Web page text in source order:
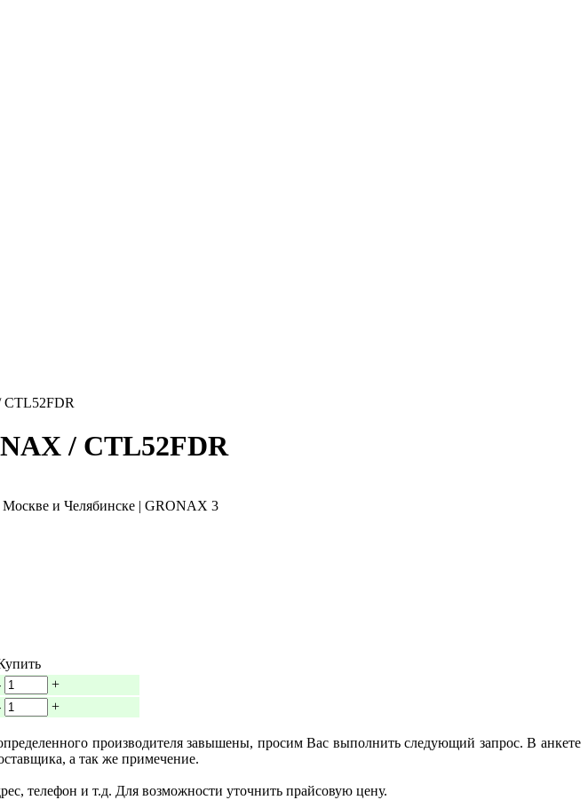
/ CTL52FDR
+
+
производителя завышены, просим Вас выполнить следующий запрос. В анкете
а так же примечение.
телефон и т.д. Для возможности уточнить прайсовую цену.